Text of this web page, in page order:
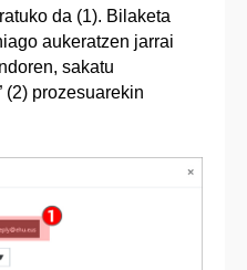
da (1). Bilaketa
aukeratzen jarrai
sakatu
(2) prozesuarekin